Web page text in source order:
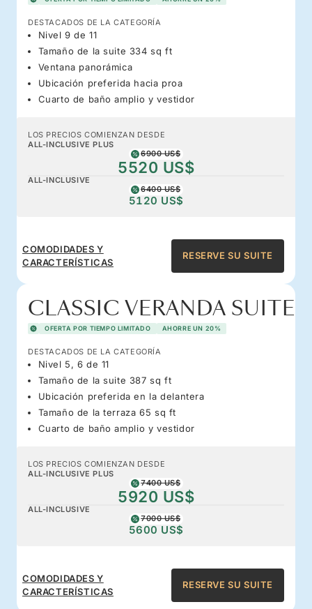
DESTACADOS DE LA CATEGORÍA
Nivel 9 de 11
Tamaño de la suite 334 sq ft
Ventana panorámica
Ubicación preferida hacia proa
Cuarto de baño amplio y vestidor
LOS PRECIOS COMIENZAN DESDE
ALL-INCLUSIVE PLUS
6900 US$
5520 US$
ALL-INCLUSIVE
6400 US$
5120 US$
COMODIDADES Y
CARACTERÍSTICAS
RESERVE SU SUITE
CLASSIC VERANDA SUITE
OFERTA POR TIEMPO LIMITADO AHORRE UN 20%
DESTACADOS DE LA CATEGORÍA
Nivel 5, 6 de 11
Tamaño de la suite 387 sq ft
Ubicación preferida en la delantera
Tamaño de la terraza 65 sq ft
Cuarto de baño amplio y vestidor
LOS PRECIOS COMIENZAN DESDE
ALL-INCLUSIVE PLUS
7400 US$
5920 US$
ALL-INCLUSIVE
7000 US$
5600 US$
COMODIDADES Y
CARACTERÍSTICAS
RESERVE SU SUITE